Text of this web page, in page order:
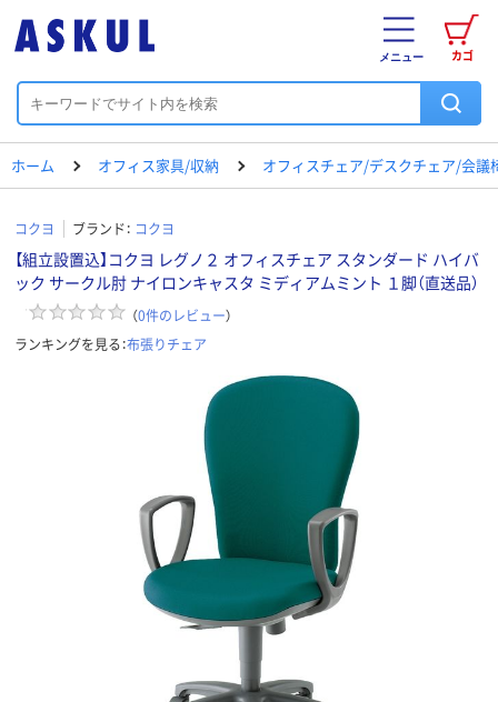
カゴ
メニュー
ホーム オフィス家具/収納 オフィスチェア/デスクチェア/会議
コクヨ ブランド： コクヨ
【組立設置込】コクヨ レグノ２ オフィスチェア スタンダード ハイバ
ック サークル肘 ナイロンキャスタ ミディアムミント １脚（直送品）
（0件のレビュー）
ランキングを見る：布張りチェア